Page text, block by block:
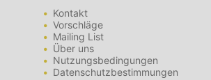
Kontakt
Vorschläge
Mailing List
Über uns
Nutzungsbedingungen
Datenschutzbestimmungen